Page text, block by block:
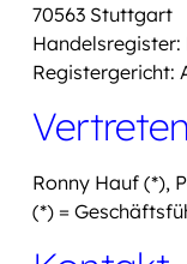
70563 Stuttgart
Handelsregister:
Registergericht:
Ronny Hauf (*),
(*) =